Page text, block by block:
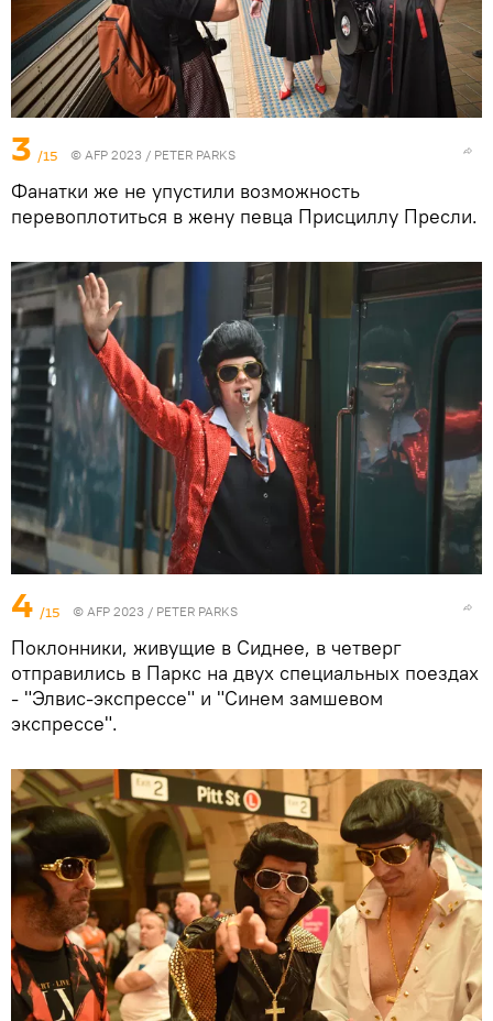
3 /15 © AFP 2023 / PETER PARKS
Фанатки же не упустили возможность
перевоплотиться в жену певца Присциллу Пресли.
4 /15 © AFP 2023 / PETER PARKS
Поклонники, живущие в Сиднее, в четверг
отправились в Паркс на двух специальных поездах
- "Элвис-экспрессе" и "Синем замшевом
экспрессе".